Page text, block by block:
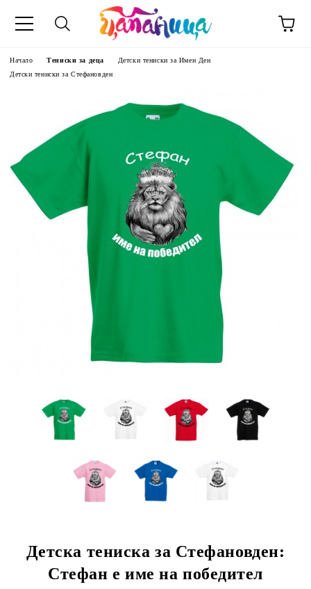
Начало Тениски за деца
Детски тениски за Имен Ден
Детски тениски за Стефановден
Детска тениска за Стефановден:
Стефан е име на победител